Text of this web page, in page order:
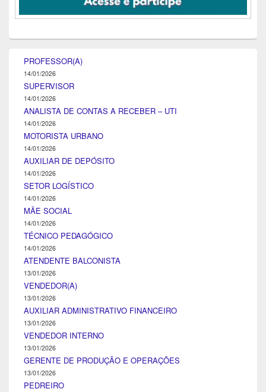
PROFESSOR(A)
14/01/2026
SUPERVISOR
14/01/2026
ANALISTA DE CONTAS A RECEBER – UTI
14/01/2026
MOTORISTA URBANO
14/01/2026
AUXILIAR DE DEPÓSITO
14/01/2026
SETOR LOGÍSTICO
14/01/2026
MÃE SOCIAL
14/01/2026
TÉCNICO PEDAGÓGICO
14/01/2026
ATENDENTE BALCONISTA
13/01/2026
VENDEDOR(A)
13/01/2026
AUXILIAR ADMINISTRATIVO FINANCEIRO
13/01/2026
VENDEDOR INTERNO
13/01/2026
GERENTE DE PRODUÇÃO E OPERAÇÕES
13/01/2026
PEDREIRO